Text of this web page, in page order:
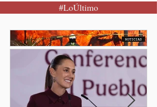
federal, David Kershenobich
exista un brote activo de
ciclosporiasis en México,
luego del incremento de
casos registrado en Estados
Unidos. Durante la
conferencia matutina en
Palacio Nacional, el
#LoÚltimo